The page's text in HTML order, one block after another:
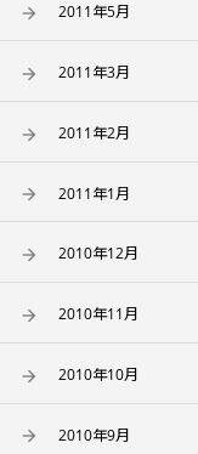
2011年5月
2011年3月
2011年2月
2011年1月
2010年12月
2010年11月
2010年10月
2010年9月